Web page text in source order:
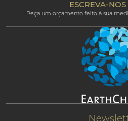
ESCREVA-
Peça um orçamento feito à sua